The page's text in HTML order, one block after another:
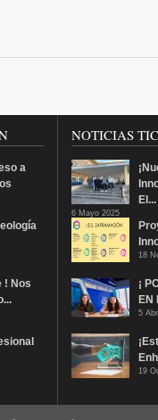
a
! Nos
NOTICIAS TIC
El...
6 Mayo 2025
18
¡
EN
5
19